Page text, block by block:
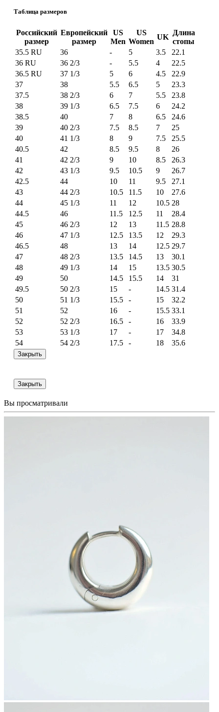
Таблица размеров
Российский
размер
Европейский
размер
US
Men
US
Women
UK
Длина
стопы
35.5 RU
36 - 5 3.5
22.1
36 RU
36 2/3 - 5.5 4
22.5
36.5 RU
37 1/3 5 6 4.5
22.9
37
38 5.5 6.5 5
23.3
37.5
38 2/3 6 7 5.5
23.8
38
39 1/3 6.5 7.5 6
24.2
38.5
40 7 8 6.5
24.6
39
40 2/3 7.5 8.5 7
25
40
41 1/3 8 9 7.5
25.5
40.5
42 8.5 9.5 8
26
41
42 2/3 9 10 8.5
26.3
42
43 1/3 9.5 10.5 9
26.7
42.5
44 10 11 9.5
27.1
43
44 2/3 10.5 11.5 10
27.6
44
45 1/3 11 12 10.5 28
44.5
46 11.5 12.5 11
28.4
45
46 2/3 12 13 11.5 28.8
46
47 1/3 12.5 13.5 12
29.3
46.5
48 13 14 12.5 29.7
47
48 2/3 13.5 14.5 13
30.1
48
49 1/3 14 15 13.5 30.5
49
50 14.5 15.5 14
31
49.5
50 2/3 15 - 14.5 31.4
50
51 1/3 15.5 - 15
32.2
51
52 16 - 15.5 33.1
52
52 2/3 16.5 - 16
33.9
53
53 1/3 17 - 17
34.8
54
54 2/3 17.5 - 18 35.6
Закрыть
Закрыть
Вы просматривали